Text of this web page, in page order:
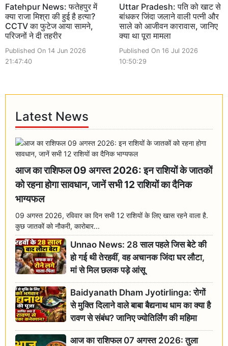
Fatehpur News: फतेहपुर में
क्या राजा मिश्रा की हुई है हत्या?
CCTV का फुटेज आया सामने,
परिजनों ने दी तहरीर
Published On 14 Jun 2026
21:47:40
Uttar Pradesh: पति को खाट से
बांधकर जिंदा जलाने वाली पत्नी और
साले को आजीवन कारावास, जानिए
क्या था पूरा मामला
Published On 16 Jul 2026
10:50:29
Latest News
आज का राशिफल 09 अगस्त 2026: इन राशियों के जातकों
को रहना होगा सावधान, जानें सभी 12 राशियों का दैनिक
भाग्यफल
09 अगस्त 2026, रविवार का दिन सभी 12 राशियों के लिए खास रहने वाला है.
कुछ जातकों को नौकरी, कारोबार...
Unnao News: 28 साल पहले जिस बेटे की
हो गई थी तेरहवीं, वह अचानक जिंदा घर लौटा,
मां से मिल छलक पड़े आंसू
Baidyanath Dham Jyotirlinga: रोगों
से मुक्ति दिलाने वाले बाबा बैद्यनाथ धाम का क्या है
रावण से संबंध? जानिए ज्योतिर्लिंग की महिमा
आज का राशिफल 07 अगस्त 2026: तुला